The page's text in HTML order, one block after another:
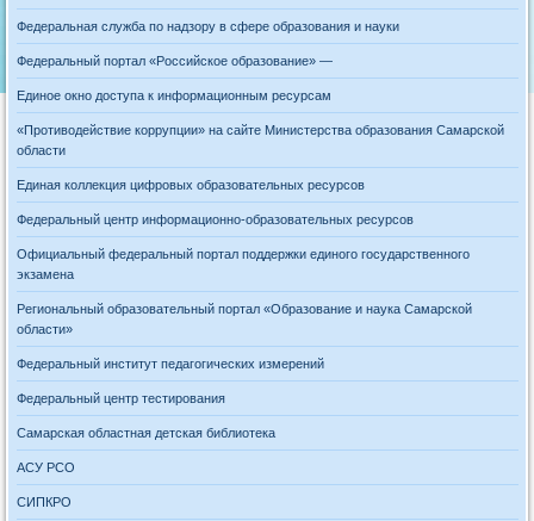
Федеральная служба по надзору в сфере образования и науки
Федеральный портал «Российское образование» —
Единое окно доступа к информационным ресурсам
«Противодействие коррупции» на сайте Министерства образования Самарской
области
Единая коллекция цифровых образовательных ресурсов
Федеральный центр информационно-образовательных ресурсов
Официальный федеральный портал поддержки единого государственного
экзамена
Региональный образовательный портал «Образование и наука Самарской
области»
Федеральный институт педагогических измерений
Федеральный центр тестирования
Самарская областная детская библиотека
АСУ РСО
СИПКРО